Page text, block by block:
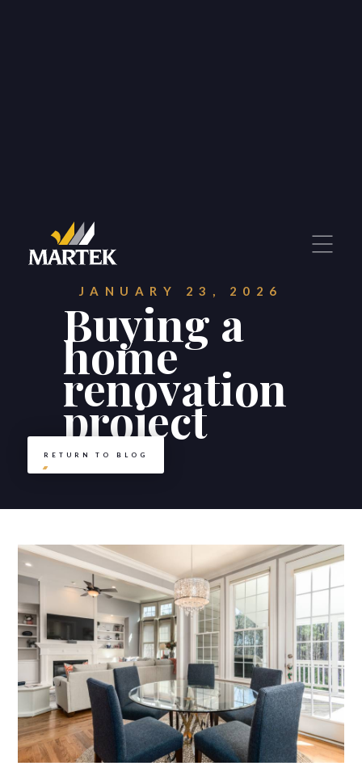
JANUARY 23, 2026
Buying a
home
renovation
project
RETURN TO BLOG